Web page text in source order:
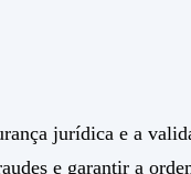
jurídica e a
e garantir a